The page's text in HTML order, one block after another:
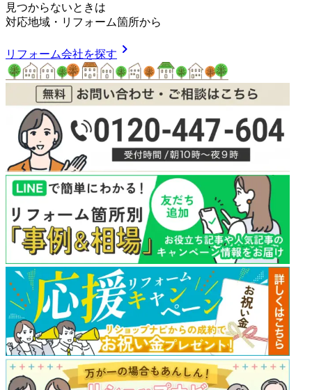
見つからないときは
対応地域 ・ リフォーム箇所から
リフォーム会社を探す chevron_right